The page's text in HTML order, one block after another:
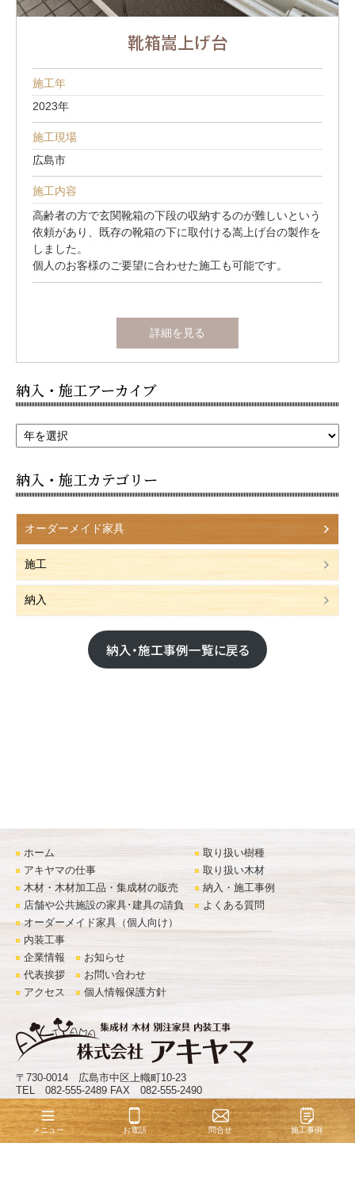
靴箱嵩上げ台
施工年
2023年
施工現場
広島市
施工内容
高齢者の方で玄関靴箱の下段の収納するのが難しいという
依頼があり、既存の靴箱の下に取付ける嵩上げ台の製作を
しました。
個人のお客様のご要望に合わせた施工も可能です。
詳細を見る
納入・施工アーカイブ
納入・施工カテゴリー
オーダーメイド家具
施工
納入
納入・施工事例一覧に戻る
ホーム
アキヤマの仕事
木材・木材加工品・集成材の販売
店舗や公共施設の家具･建具の請負
オーダーメイド家具（個人向け）
内装工事
取り扱い樹種
取り扱い木材
納入・施工事例
よくある質問
企業情報
代表挨拶
アクセス
お知らせ
お問い合わせ
個人情報保護方針
〒730-0014 広島市中区上幟町10-23
TEL 082-555-2489 FAX 082-555-2490
© 株式会社アキヤマ . All Rights Reserved.
メニュー お電話 問合せ 施工事例